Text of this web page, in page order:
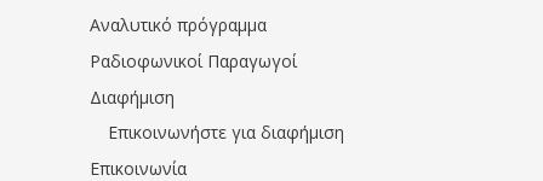
Αναλυτικό πρόγραμμα
Ραδιοφωνικοί Παραγωγοί
Διαφήμιση
Επικοινωνήστε για διαφήμιση
Επικοινωνία